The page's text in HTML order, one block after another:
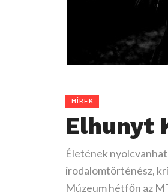
HÍREK
Elhunyt
Életének
irodalomtörténész,
Múzeum hétfőn az